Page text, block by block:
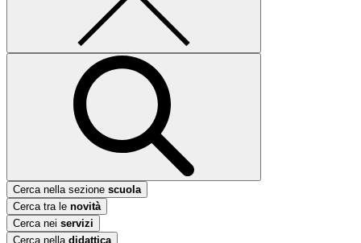
Cerca nella sezione scuola
Cerca tra le novità
Cerca nei servizi
Cerca nella didattica